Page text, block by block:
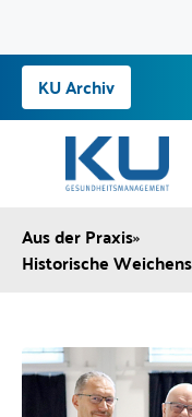
Zum
Inhalt
springen
KU Archiv
Aus der Praxis»
Historische